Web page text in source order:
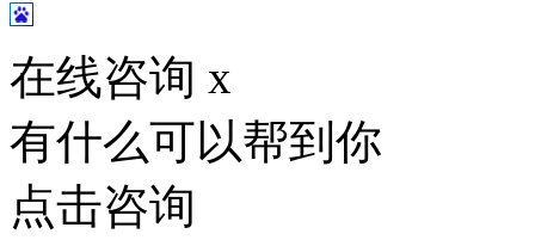
在线咨询 x
有什么可以帮到你
点击咨询